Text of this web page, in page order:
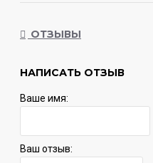
ОТЗЫВЫ
НАПИСАТЬ ОТЗЫВ
Ваше имя:
Ваш отзыв: